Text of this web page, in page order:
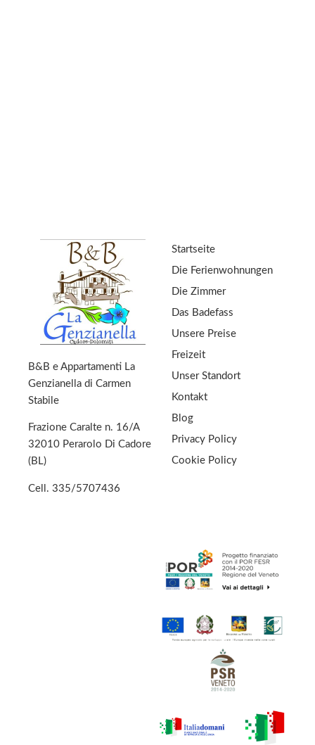
B&B e Appartamenti La
Genzianella di Carmen
Stabile
Frazione Caralte n. 16/A
32010 Perarolo Di Cadore
(BL)
Cell. 335/5707436
Startseite
Die Ferienwohnungen
Die Zimmer
Das Badefass
Unsere Preise
Freizeit
Unser Standort
Kontakt
Blog
Privacy Policy
Cookie Policy